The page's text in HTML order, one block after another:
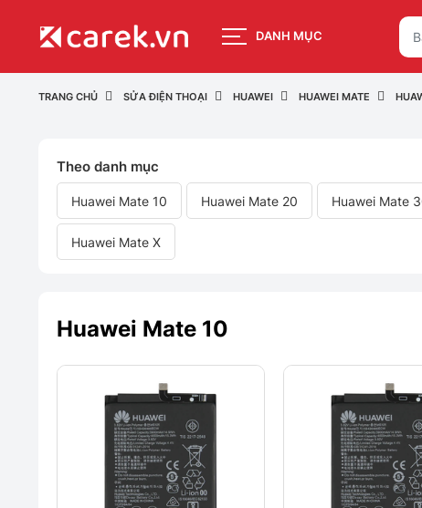
DANH MỤC
TRANG CHỦ SỬA ĐIỆN THOẠI HUAWEI HUAWEI MATE
Theo danh mục
Huawei Mate 10 Huawei Mate 20 Huawei Mate
Huawei Mate X
Huawei Mate 10